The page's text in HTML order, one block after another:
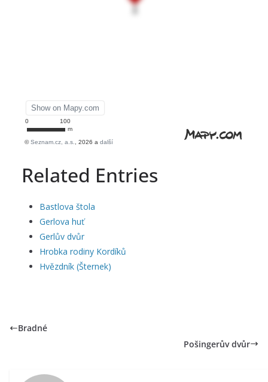
Related Entries
Bastlova štola
Gerlova huť
Gerlův dvůr
Hrobka rodiny Kordíků
Hvězdník (Šternek)
Bradné
Pošingerův dvůr